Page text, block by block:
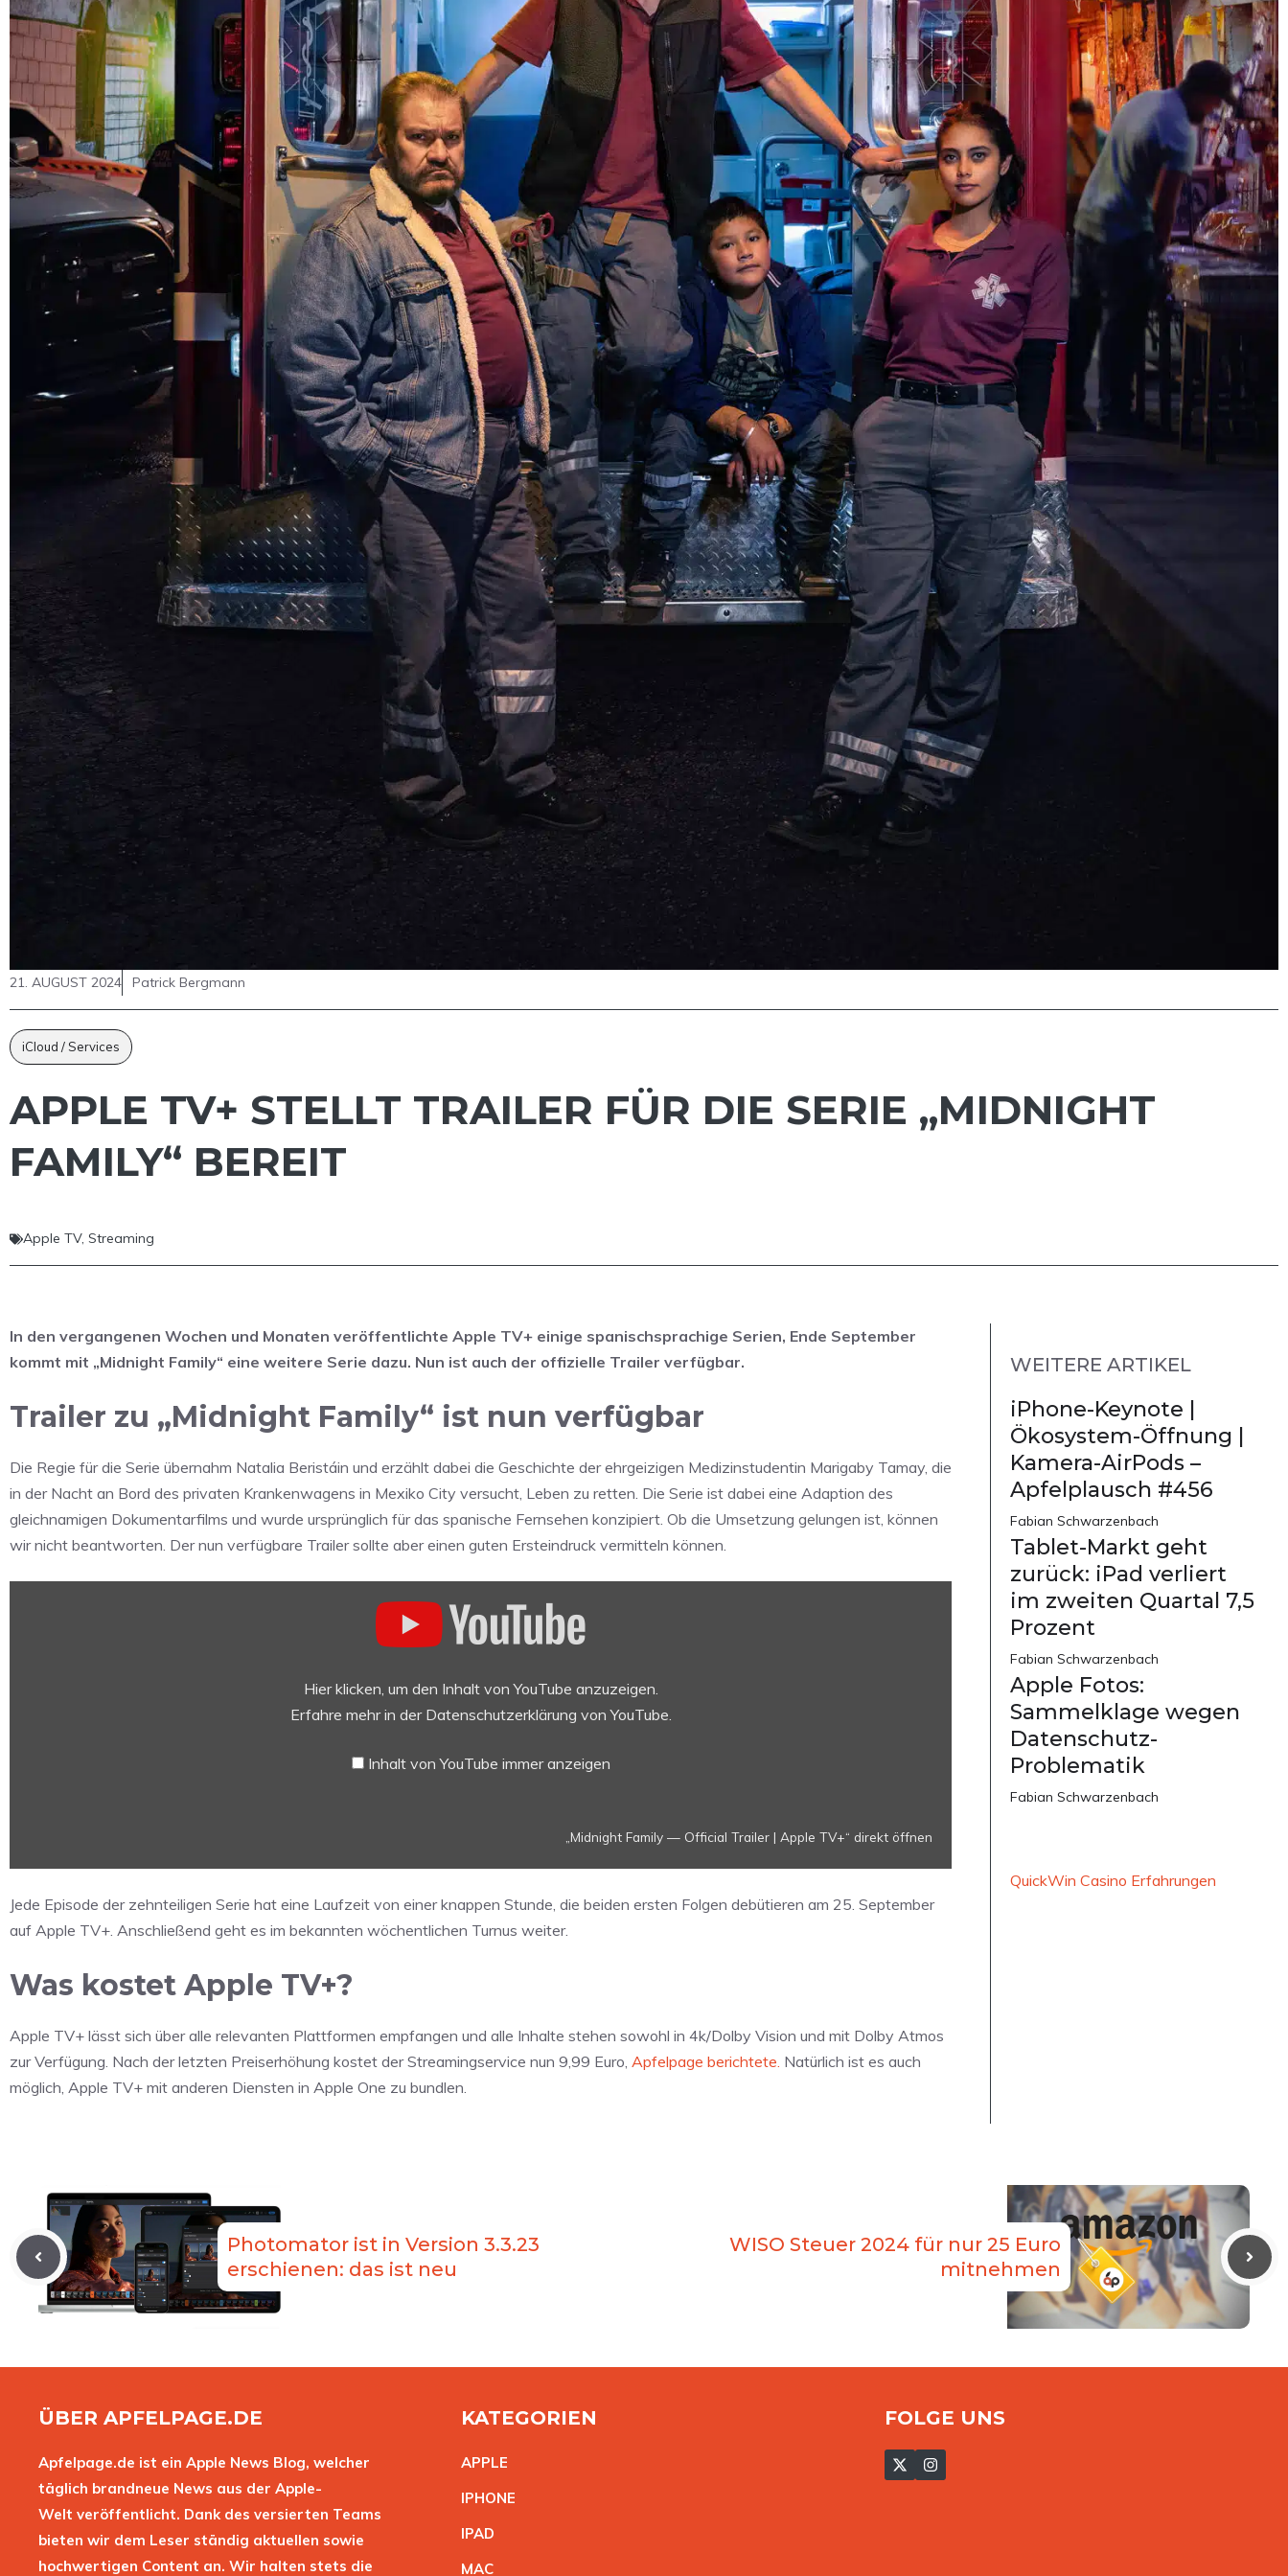
21. AUGUST 2024 Patrick Bergmann
iCloud / Services
APPLE TV+ STELLT TRAILER FÜR DIE SERIE „MIDNIGHT
FAMILY“ BEREIT
Apple TV, Streaming
In den vergangenen Wochen und Monaten veröffentlichte Apple TV+ einige spanischsprachige Serien, Ende September
kommt mit „Midnight Family“ eine weitere Serie dazu. Nun ist auch der offizielle Trailer verfügbar.
Trailer zu „Midnight Family“ ist nun verfügbar
Die Regie für die Serie übernahm Natalia Beristáin und erzählt dabei die Geschichte der ehrgeizigen Medizinstudentin Marigaby Tamay, die
in der Nacht an Bord des privaten Krankenwagens in Mexiko City versucht, Leben zu retten. Die Serie ist dabei eine Adaption des
gleichnamigen Dokumentarfilms und wurde ursprünglich für das spanische Fernsehen konzipiert. Ob die Umsetzung gelungen ist, können
wir nicht beantworten. Der nun verfügbare Trailer sollte aber einen guten Ersteindruck vermitteln können.
Hier klicken, um den Inhalt von YouTube anzuzeigen.
Erfahre mehr in der Datenschutzerklärung von YouTube.
Inhalt von YouTube immer anzeigen
„Midnight Family — Official Trailer | Apple TV+“ direkt öffnen
Jede Episode der zehnteiligen Serie hat eine Laufzeit von einer knappen Stunde, die beiden ersten Folgen debütieren am 25. September
auf Apple TV+. Anschließend geht es im bekannten wöchentlichen Turnus weiter.
Was kostet Apple TV+?
Apple TV+ lässt sich über alle relevanten Plattformen empfangen und alle Inhalte stehen sowohl in 4k/Dolby Vision und mit Dolby Atmos
zur Verfügung. Nach der letzten Preiserhöhung kostet der Streamingservice nun 9,99 Euro, Apfelpage berichtete. Natürlich ist es auch
möglich, Apple TV+ mit anderen Diensten in Apple One zu bundlen.
WEITERE ARTIKEL
iPhone-Keynote |
Ökosystem-Öffnung |
Kamera-AirPods –
Apfelplausch #456
Fabian Schwarzenbach
Tablet-Markt geht
zurück: iPad verliert
im zweiten Quartal 7,5
Prozent
Fabian Schwarzenbach
Apple Fotos:
Sammelklage wegen
Datenschutz-
Problematik
Fabian Schwarzenbach
QuickWin Casino Erfahrungen
Photomator ist in Version 3.3.23
erschienen: das ist neu
WISO Steuer 2024 für nur 25 Euro
mitnehmen
ÜBER APFELPAGE.DE
Apfelpage.de ist ein Apple News Blog, welcher
täglich brandneue News aus der Apple-
Welt veröffentlicht. Dank des versierten Teams
bieten wir dem Leser ständig aktuellen sowie
hochwertigen Content an. Wir halten stets die
KATEGORIEN
APPLE
IPHONE
IPAD
MAC
FOLGE UNS